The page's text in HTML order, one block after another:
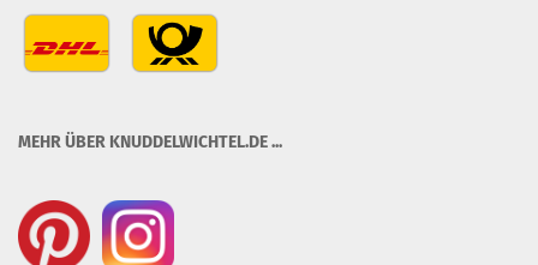
MEHR ÜBER KNUDDELWICHTEL.DE ...